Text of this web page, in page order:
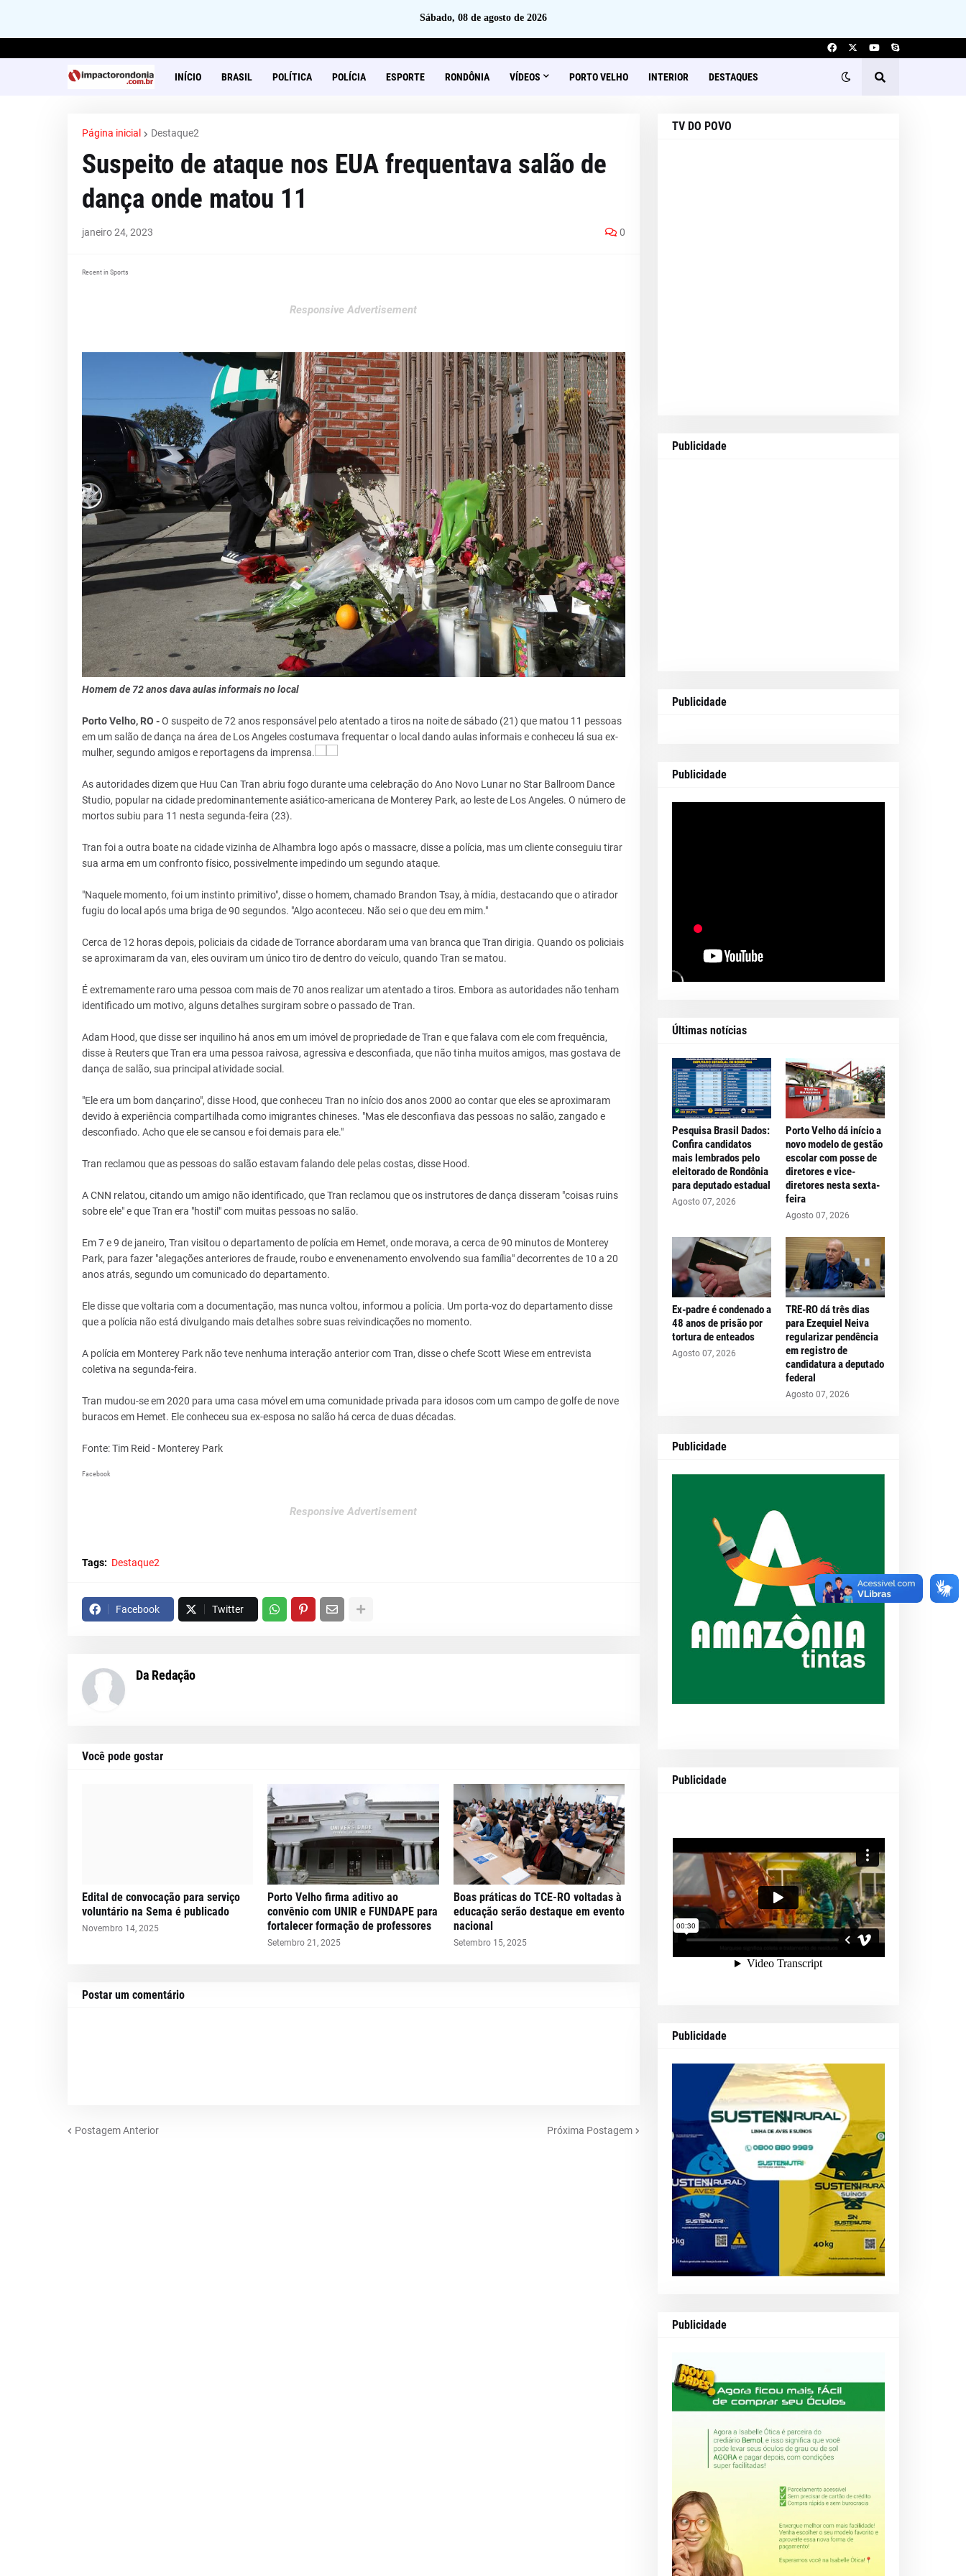
Sábado, 08 de agosto de 2026
INÍCIO BRASIL POLÍTICA POLÍCIA ESPORTE RONDÔNIA VÍDEOS PORTO VELHO INTERIOR DESTAQUES
Página inicial Destaque2
Suspeito de ataque nos EUA frequentava salão de
dança onde matou 11
janeiro 24, 2023 0
Recent in Sports
Responsive Advertisement
Homem de 72 anos dava aulas informais no local
Porto Velho, RO -O suspeito de 72 anos responsável pelo atentado a tiros na noite de sábado (21) que matou 11 pessoas
em um salão de dança na área de Los Angeles costumava frequentar o local dando aulas informais e conheceu lá sua ex-
mulher, segundo amigos e reportagens da imprensa.
As autoridades dizem que Huu Can Tran abriu fogo durante uma celebração do Ano Novo Lunar no Star Ballroom Dance
Studio, popular na cidade predominantemente asiático-americana de Monterey Park, ao leste de Los Angeles. O número de
mortos subiu para 11 nesta segunda-feira (23).
Tran foi a outra boate na cidade vizinha de Alhambra logo após o massacre, disse a polícia, mas um cliente conseguiu tirar
sua arma em um confronto físico, possivelmente impedindo um segundo ataque.
"Naquele momento, foi um instinto primitivo", disse o homem, chamado Brandon Tsay, à mídia, destacando que o atirador
fugiu do local após uma briga de 90 segundos. "Algo aconteceu. Não sei o que deu em mim."
Cerca de 12 horas depois, policiais da cidade de Torrance abordaram uma van branca que Tran dirigia. Quando os policiais
se aproximaram da van, eles ouviram um único tiro de dentro do veículo, quando Tran se matou.
É extremamente raro uma pessoa com mais de 70 anos realizar um atentado a tiros. Embora as autoridades não tenham
identificado um motivo, alguns detalhes surgiram sobre o passado de Tran.
Adam Hood, que disse ser inquilino há anos em um imóvel de propriedade de Tran e que falava com ele com frequência,
disse à Reuters que Tran era uma pessoa raivosa, agressiva e desconfiada, que não tinha muitos amigos, mas gostava de
dança de salão, sua principal atividade social.
"Ele era um bom dançarino", disse Hood, que conheceu Tran no início dos anos 2000 ao contar que eles se aproximaram
devido à experiência compartilhada como imigrantes chineses. "Mas ele desconfiava das pessoas no salão, zangado e
desconfiado. Acho que ele se cansou e foi demais para ele."
Tran reclamou que as pessoas do salão estavam falando dele pelas costas, disse Hood.
A CNN relatou, citando um amigo não identificado, que Tran reclamou que os instrutores de dança disseram "coisas ruins
sobre ele" e que Tran era "hostil" com muitas pessoas no salão.
Em 7 e 9 de janeiro, Tran visitou o departamento de polícia em Hemet, onde morava, a cerca de 90 minutos de Monterey
Park, para fazer "alegações anteriores de fraude, roubo e envenenamento envolvendo sua família" decorrentes de 10 a 20
anos atrás, segundo um comunicado do departamento.
Ele disse que voltaria com a documentação, mas nunca voltou, informou a polícia. Um porta-voz do departamento disse
que a polícia não está divulgando mais detalhes sobre suas reivindicações no momento.
A polícia em Monterey Park não teve nenhuma interação anterior com Tran, disse o chefe Scott Wiese em entrevista
coletiva na segunda-feira.
Tran mudou-se em 2020 para uma casa móvel em uma comunidade privada para idosos com um campo de golfe de nove
buracos em Hemet. Ele conheceu sua ex-esposa no salão há cerca de duas décadas.
Fonte: Tim Reid - Monterey Park
Facebook
Responsive Advertisement
Tags: Destaque2
Facebook Twitter
Da Redação
Você pode gostar
Edital de convocação para serviço
voluntário na Sema é publicado
Novembro 14, 2025
Porto Velho firma aditivo ao
convênio com UNIR e FUNDAPE para
fortalecer formação de professores
Setembro 21, 2025
Boas práticas do TCE-RO voltadas à
educação serão destaque em evento
nacional
Setembro 15, 2025
Postar um comentário
Postagem Anterior Próxima Postagem
TV DO POVO
Publicidade
Publicidade
Publicidade
Últimas notícias
Pesquisa Brasil Dados:
Confira candidatos
mais lembrados pelo
eleitorado de Rondônia
para deputado estadual
Agosto 07, 2026
Porto Velho dá início a
novo modelo de gestão
escolar com posse de
diretores e vice-
diretores nesta sexta-
feira
Agosto 07, 2026
Ex-padre é condenado a
48 anos de prisão por
tortura de enteados
Agosto 07, 2026
TRE-RO dá três dias
para Ezequiel Neiva
regularizar pendência
em registro de
candidatura a deputado
federal
Agosto 07, 2026
Publicidade
Publicidade
Publicidade
Publicidade